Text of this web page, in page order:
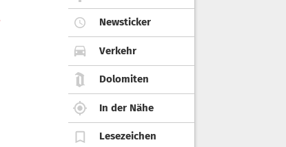
Newsticker
Verkehr
Dolomiten
In der Nähe
Lesezeichen